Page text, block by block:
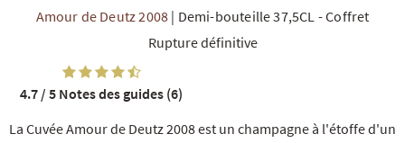
NOS COFFRETS DÉCOUVERTES NOS MEILLEURES VENTES
Amour de Deutz 2008 | Demi-bouteille 37,5CL -Coffret
Rupture définitive
La Cuvée Amour de Deutz 2008 est un champagne à l'étoffe d'un
4.7 / 5 Notes des guides (6)